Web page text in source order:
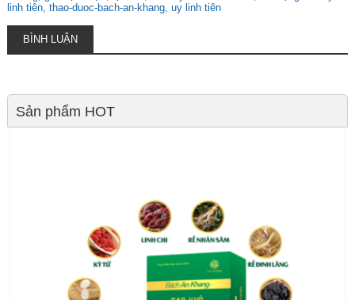
linh tiên thao-duoc-bach-an-khang uy linh tiên
BÌNH LUẬN
Sản phẩm HOT